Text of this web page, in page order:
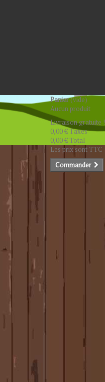
Panier(vide)
Aucun produit
Livraison gratuite !
0,00 €Taxes
0,00 € Total
Les prix sont TTC
Commander